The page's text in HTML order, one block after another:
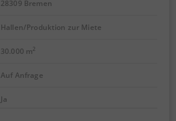
28309 Bremen
Hallen/Produktion zur Miete
30.000 m2
Auf Anfrage
Ja